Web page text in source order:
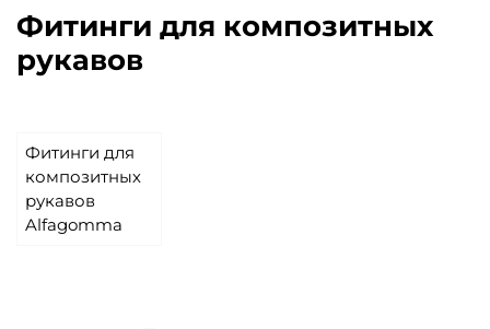
Фитинги для композитных
рукавов
Фитинги для
композитных
рукавов
Alfagomma